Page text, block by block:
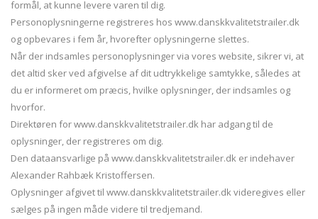
formål, at kunne levere varen til dig.
Personoplysningerne registreres hos www.danskkvalitetstrailer.dk
og opbevares i fem år, hvorefter oplysningerne slettes.
Når der indsamles personoplysninger via vores website, sikrer vi, at
det altid sker ved afgivelse af dit udtrykkelige samtykke, således at
du er informeret om præcis, hvilke oplysninger, der indsamles og
hvorfor.
Direktøren for www.danskkvalitetstrailer.dk har adgang til de
oplysninger, der registreres om dig.
Den dataansvarlige på www.danskkvalitetstrailer.dk er indehaver
Alexander Rahbæk Kristoffersen.
Oplysninger afgivet til www.danskkvalitetstrailer.dk videregives eller
sælges på ingen måde videre til tredjemand.